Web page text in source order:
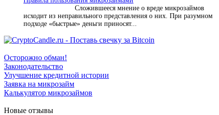
Сложившееся мнение о вреде микрозаймов
исходит из неправильного представления о них. При разумном
подходе «быстрые» деньги приносят...
Осторожно обман!
Законодательство
Улучшение кредитной истории
Заявка на микрозайм
Калькулятор микрозаймов
Новые отзывы